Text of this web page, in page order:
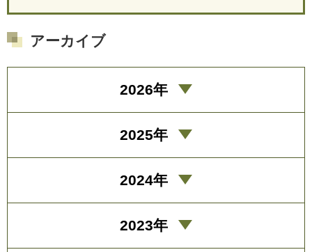
アーカイブ
2026年
2025年
2024年
2023年